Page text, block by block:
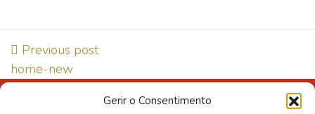
Gerir o Consentimento
Previous post
home-new